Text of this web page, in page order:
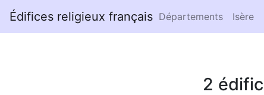
Édifices religieux français Départements Isère
2